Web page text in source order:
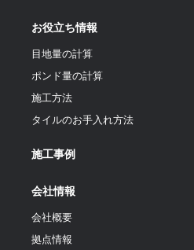
お役立ち情報
目地量の計算
ポンド量の計算
施工方法
タイルのお手入れ方法
施工事例
会社情報
会社概要
拠点情報